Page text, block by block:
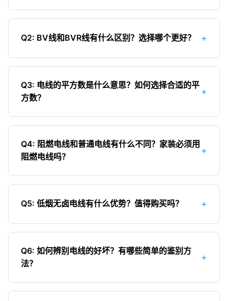
强烈建议选择铜线。铜线的导电性能、抗氧化能力
从安全和长期使用角度考虑，铜线是家装的不二之
选。铝线容易氧化、接头松动发热，存在安全隐
Q2: BV线和BVR线有什么区别？选择哪个更好？ +
BV线是单芯硬线，BVR线是多股软线。BV线价格更
固定场所；BVR线柔韧性好，便于穿管和接线，适
合配电箱内接线或需要经常弯曲的场合。家装中，
BV线通常是墙内布线的首选。
Q3: 电线的平方数是什么意思？如何选择合适的平
方数？
+
电线的平方数指的是电线导体的横截面积（单位：
的最大电流）。一般来说，照明回路用1.5mm²，普
通插座回路用2.5mm²，大功率电器（如空调、电热
水器）用4mm²，入户总线用6-10mm²。选择时应
Q4: 阻燃电线和普通电线有什么不同？家装必须用
阻燃电线吗？
+
阻燃电线在绝缘材料中添加了阻燃剂，离开明火后
会持续燃烧并可能引发火灾。现代家装强烈建议使
用阻燃电线（ZR系列），这是保障家庭用电安全的
Q5: 低烟无卤电线有什么优势？值得购买吗？ +
低烟无卤电线（WD系列）具有两大优势：一是燃烧
体。这在火灾发生时能极大提高逃生机会。虽然价
格较高，但从安全角度考虑，非常值得购买，特别
是在卧室、客厅等人员密集区域。如果预算允许，
Q6: 如何辨别电线的好坏？有哪些简单的鉴别方
法？
+
鉴别电线好坏的方法：1）看标识：正规产品应有完